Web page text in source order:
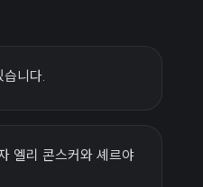
니다.
엘리 콘스커와 셰르야